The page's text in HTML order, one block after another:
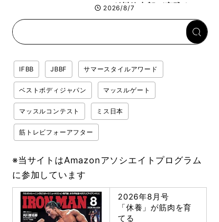
ー・刈川啓志郎が実践する
「回復習慣」
2026/8/7
IFBB JBBF サマースタイルアワード
ベストボディジャパン マッスルゲート
マッスルコンテスト ミス日本
筋トレビフォーアフター
※当サイトはAmazonアソシエイトプログラム
に参加しています
2026年8月号
「休養」が筋肉を育
てる